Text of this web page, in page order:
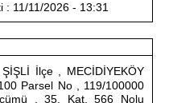
: 11/11/2026 - 13:31
İlçe , MECİDİYEKÖY
Parsel No , 119/100000
, 35. Kat, 566 Nolu